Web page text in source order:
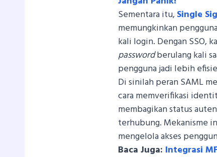
Sementara itu,Single
memungkinkan
kali login. Dengan SSO,
passwordberulang kali
pengguna jadi lebih
Di sinilah peran SAML
cara memverifikasi
membagikan status
terhubung. Mekanisme
mengelola akses
Baca Juga: Integrasi